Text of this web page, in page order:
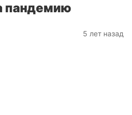
пандемию
5 лет назад